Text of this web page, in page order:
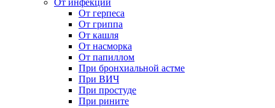
От инфекций
От герпеса
От гриппа
От кашля
От насморка
От папиллом
При бронхиальной астме
При ВИЧ
При простуде
При рините